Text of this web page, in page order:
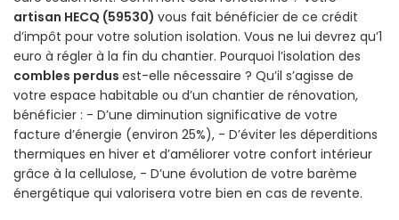
artisan HECQ (59530) vous fait bénéficier de ce crédit
d’impôt pour votre solution isolation. Vous ne lui devrez qu’1
euro à régler à la fin du chantier. Pourquoi l’isolation des
combles perdus est-elle nécessaire ? Qu’il s’agisse de
votre espace habitable ou d’un chantier de rénovation,
bénéficier : - D’une diminution significative de votre
facture d’énergie (environ 25%), - D’éviter les déperditions
thermiques en hiver et d’améliorer votre confort intérieur
grâce à la cellulose, - D’une évolution de votre barème
énergétique qui valorisera votre bien en cas de revente.